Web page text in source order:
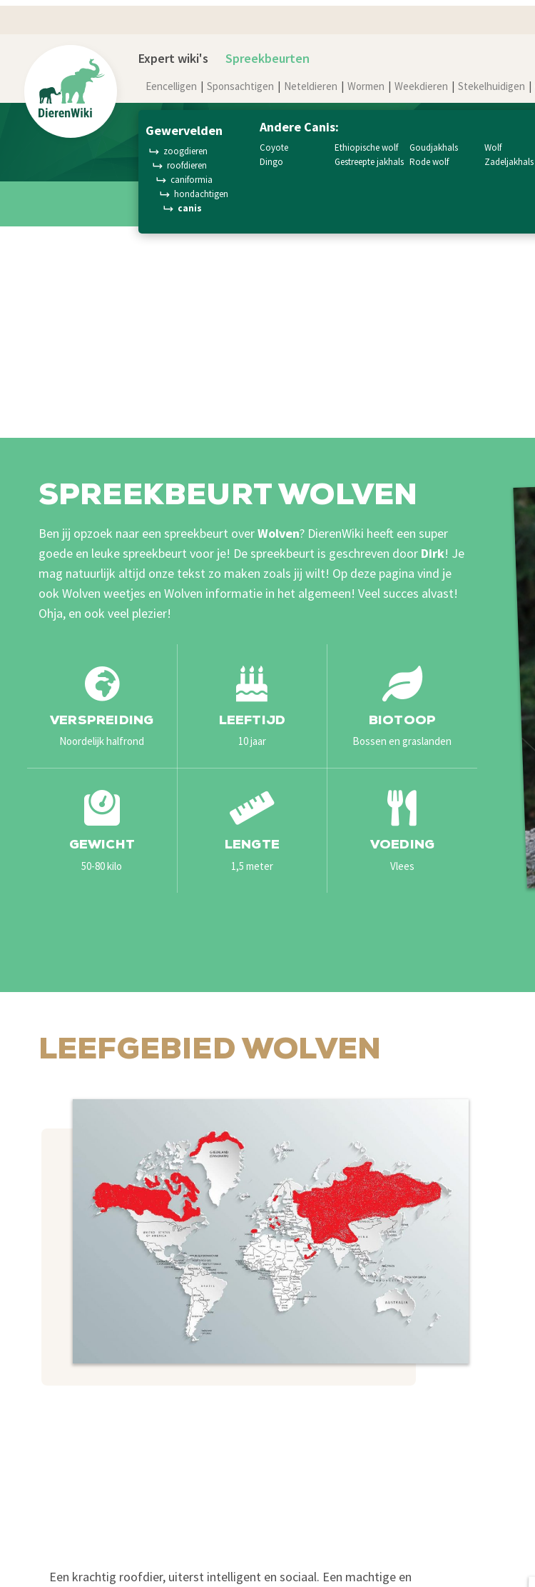
Expert wiki's Spreekbeurten
Eencelligen Sponsachtigen Neteldieren Wormen Weekdieren Stekelhuidigen
gewervelden
zoogdieren
roofdieren
caniformia
hondachtigen
canis
Andere Canis:
coyote
dingo
ethiopische wolf
gestreepte jakhals
goudjakhals
rode wolf
wolf
zadeljakhals
SPREEKBEURT WOLVEN
Ben jij opzoek naar een spreekbeurt overWolven? DierenWiki heeft een super
goede en leuke spreekbeurt voor je! De spreekbeurt is geschreven door Dirk! Je
mag natuurlijk altijd onze tekst zo maken zoals jij wilt! Op deze pagina vind je
ook Wolven weetjes en Wolven informatie in het algemeen! Veel succes alvast!
Ohja, en ook veel plezier!
VERSPREIDING
Noordelijk halfrond
LEEFTIJD
10 jaar
BIOTOOP
Bossen en graslanden
GEWICHT
50-80 kilo
LENGTE
1,5 meter
VOEDING
Vlees
LEEFGEBIED WOLVEN
Een krachtig roofdier, uiterst intelligent en sociaal. Een machtige en